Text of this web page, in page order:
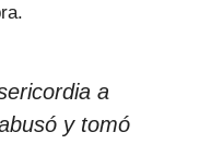
a
y tomó